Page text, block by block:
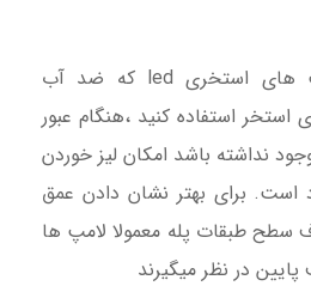
توصیه میشود از لامپ های استخری led که ضد آب
استخر استفاده کنید ،هنگام عبور
نداشته باشد امکان لیز خوردن
است. برای بهتر نشان دادن عمق
سطح طبقات پله معمولا لامپ ها
در نظر میگیرند